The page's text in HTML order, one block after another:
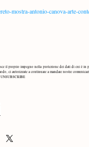
mostra-antonio-canova-arte-
il proprio impegno nella protezione dei dati di cui è in
ci autorizzate a continuare a mandare nostre